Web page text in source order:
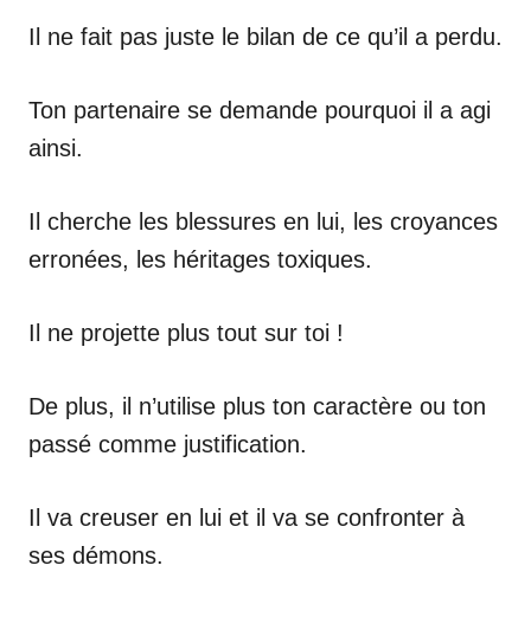
Il ne fait pas juste le bilan de ce qu’il a perdu.
Ton partenaire se demande pourquoi il a agi
ainsi.
Il cherche les blessures en lui, les croyances
erronées, les héritages toxiques.
Il ne projette plus tout sur toi !
De plus, il n’utilise plus ton caractère ou ton
passé comme justification.
Il va creuser en lui et il va se confronter à
ses démons.